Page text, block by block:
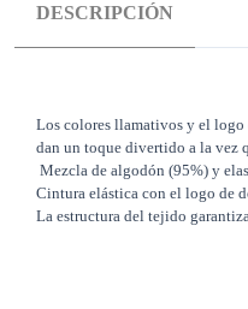
DESCRIPCIÓN
Los colores llamativos y el logo
dan un toque divertido a la vez
Mezcla de algodón (95%) y
Cintura elástica con el logo de
La estructura del tejido